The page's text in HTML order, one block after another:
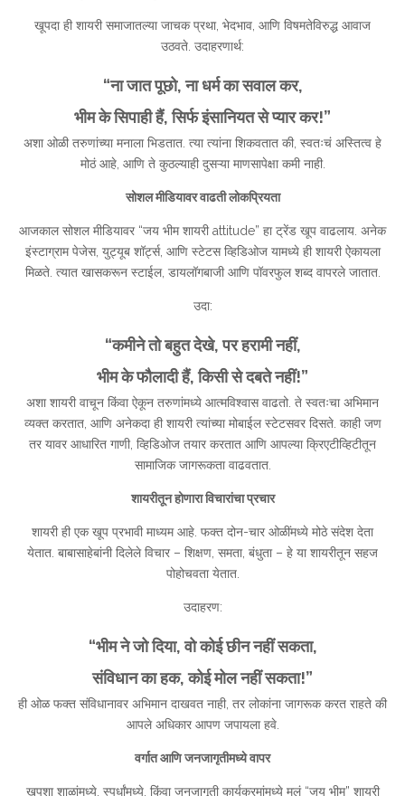
खूपदा ही शायरी समाजातल्या जाचक प्रथा, भेदभाव, आणि विषमतेविरुद्ध आवाज
उठवते. उदाहरणार्थ:
“ना जात पूछो, ना धर्म का सवाल कर,
भीम के सिपाही हैं, सिर्फ इंसानियत से प्यार कर!”
अशा ओळी तरुणांच्या मनाला भिडतात. त्या त्यांना शिकवतात की, स्वतःचं अस्तित्व हे
मोठं आहे, आणि ते कुठल्याही दुसऱ्या माणसापेक्षा कमी नाही.
सोशल मीडियावर वाढती लोकप्रियता
आजकाल सोशल मीडियावर “जय भीम शायरी attitude” हा ट्रेंड खूप वाढलाय. अनेक
इंस्टाग्राम पेजेस, युट्यूब शॉर्ट्स, आणि स्टेटस व्हिडिओज यामध्ये ही शायरी ऐकायला
मिळते. त्यात खासकरून स्टाईल, डायलॉगबाजी आणि पॉवरफुल शब्द वापरले जातात.
उदा:
“कमीने तो बहुत देखे, पर हरामी नहीं,
भीम के फौलादी हैं, किसी से दबते नहीं!”
अशा शायरी वाचून किंवा ऐकून तरुणांमध्ये आत्मविश्वास वाढतो. ते स्वतःचा अभिमान
व्यक्त करतात, आणि अनेकदा ही शायरी त्यांच्या मोबाईल स्टेटसवर दिसते. काही जण
तर यावर आधारित गाणी, व्हिडिओज तयार करतात आणि आपल्या क्रिएटीव्हिटीतून
सामाजिक जागरूकता वाढवतात.
शायरीतून होणारा विचारांचा प्रचार
शायरी ही एक खूप प्रभावी माध्यम आहे. फक्त दोन-चार ओळींमध्ये मोठे संदेश देता
येतात. बाबासाहेबांनी दिलेले विचार – शिक्षण, समता, बंधुता – हे या शायरीतून सहज
पोहोचवता येतात.
उदाहरण:
“भीम ने जो दिया, वो कोई छीन नहीं सकता,
संविधान का हक, कोई मोल नहीं सकता!”
ही ओळ फक्त संविधानावर अभिमान दाखवत नाही, तर लोकांना जागरूक करत राहते की
आपले अधिकार आपण जपायला हवे.
वर्गात आणि जनजागृतीमध्ये वापर
खूपशा शाळांमध्ये, स्पर्धांमध्ये, किंवा जनजागृती कार्यक्रमांमध्ये मुलं “जय भीम” शायरी